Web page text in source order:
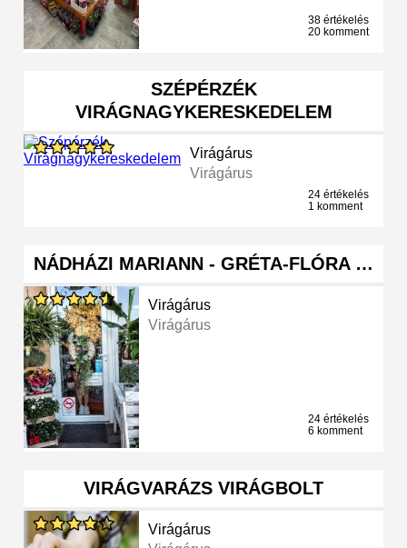
38 értékelés
20 komment
SZÉPÉRZÉK
VIRÁGNAGYKERESKEDELEM
Virágárus
Virágárus
24 értékelés
1 komment
NÁDHÁZI MARIANN - GRÉTA-FLÓRA …
Virágárus
Virágárus
24 értékelés
6 komment
VIRÁGVARÁZS VIRÁGBOLT
Virágárus